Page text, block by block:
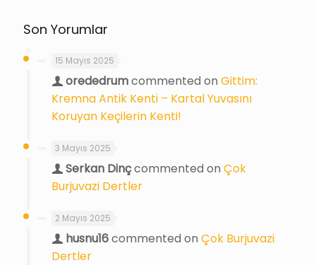
Son Yorumlar
15 Mayıs 2025
orededrumcommented on Gittim:
Kremna Antik Kenti – Kartal Yuvasını
Koruyan Keçilerin Kenti!
3 Mayıs 2025
Serkan Dinçcommented on Çok
Burjuvazi Dertler
2 Mayıs 2025
husnu16commented on Çok Burjuvazi
Dertler